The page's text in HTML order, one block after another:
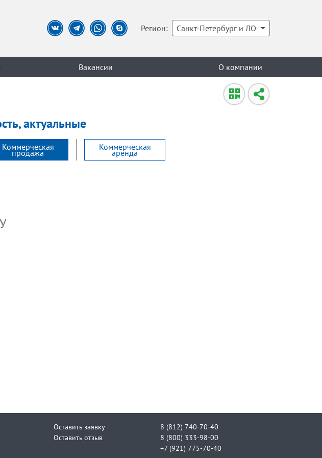
Регион: Санкт-Петербург и ЛО
Вакансии О компании
актуальные
Коммерческая
продажа
Коммерческая
аренда
Оставить заявку
Оставить отзыв
8 (812) 740-70-40
8 (800) 333-98-00
+7 (921) 775-70-40